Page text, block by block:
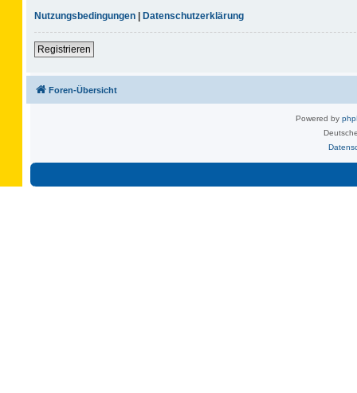
Nutzungsbedingungen | Datenschutzerklärung
Registrieren
Foren-Übersicht
Powered by